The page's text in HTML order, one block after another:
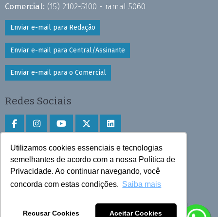
Utilizamos cookies essenciais e tecnologias
semelhantes de acordo com a nossa Política de
Privacidade. Ao continuar navegando, você
concorda com estas condições. Saiba mais
Recusar Cookies Aceitar Cookies
Comercial: (15) 2102-5100 - ramal 5060
Enviar e-mail para Redação
Enviar e-mail para Central/Assinante
Enviar e-mail para o Comercial
Redes Sociais
Faça download do aplicativo
Play Store e App Store
Todos os direitos reservados © 2025 Cruzeiro do Sul